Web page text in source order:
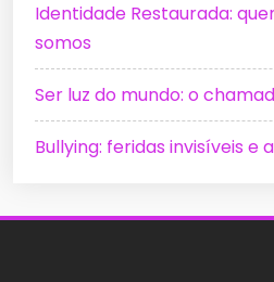
Identidade Restaurada:
somos
Ser luz do mundo: o
Bullying: feridas invisíveis e